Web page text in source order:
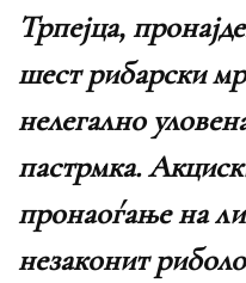
Трпејца,
шест рибарски
нелегално
пастрмка.
пронаоѓање на
незаконит